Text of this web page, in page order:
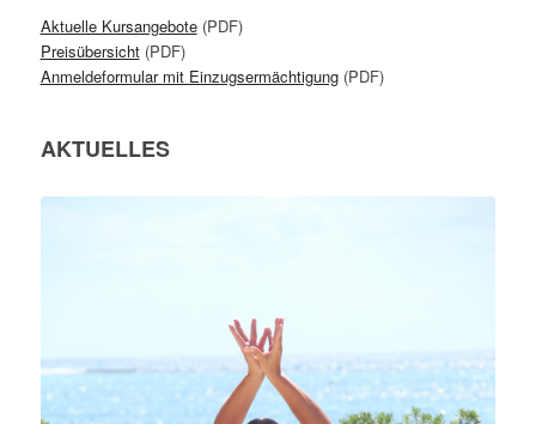
Aktuelle Kursangebote(PDF)
Preisübersicht(PDF)
Anmeldeformular mit Einzugsermächtigung(PDF)
AKTUELLES